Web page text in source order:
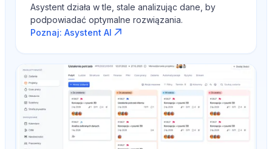
Asystent działa w tle, stale analizując dane, by
podpowiadać optymalne rozwiązania.
Poznaj: Asystent AI